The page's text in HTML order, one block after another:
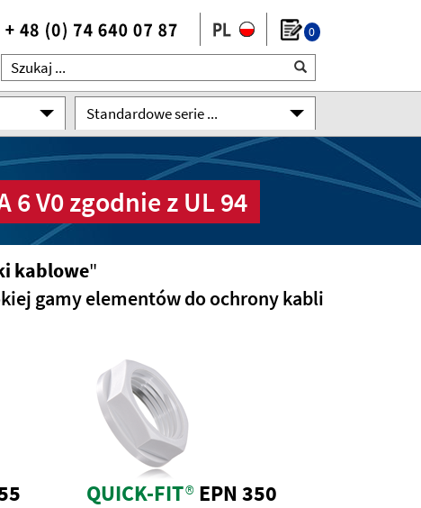
0
Standardowe serie ...
V0 zgodnie z UL 94
kablowe"
gamy elementów do ochrony kabli
QUICK-FIT®EPN 350